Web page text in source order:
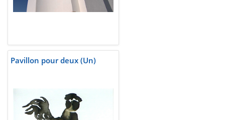
Pavillon pour deux (Un)